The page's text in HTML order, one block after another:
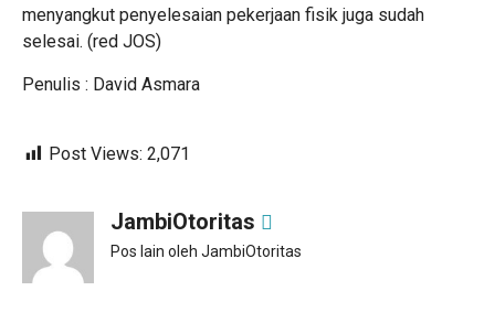
menyangkut penyelesaian pekerjaan fisik juga sudah
selesai. (red JOS)
Penulis : David Asmara
Post Views: 2,071
JambiOtoritas
Pos lain oleh JambiOtoritas